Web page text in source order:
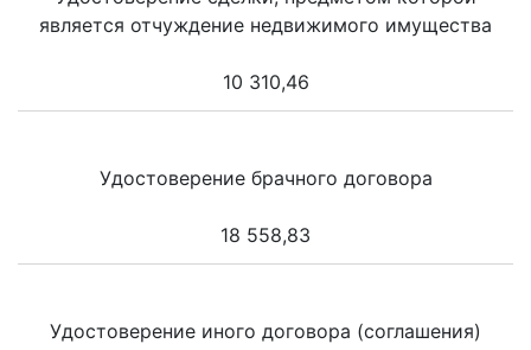
является отчуждение недвижимого имущества
10 310,46
Удостоверение брачного договора
18 558,83
Удостоверение иного договора (соглашения)